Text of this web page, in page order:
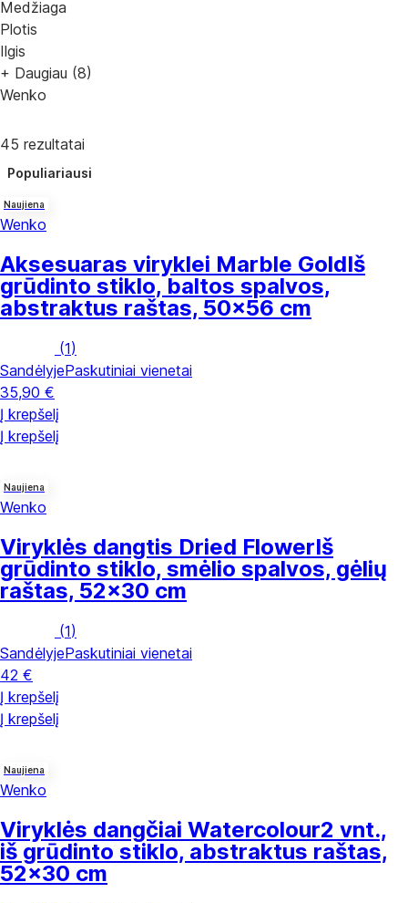
Medžiaga
Plotis
Ilgis
+ Daugiau (8)
Wenko
45 rezultatai
Populiariausi
Naujiena
Wenko
Aksesuaras viryklei Marble GoldIš
grūdinto stiklo, baltos spalvos,
abstraktus raštas, 50x56 cm
(1)
SandėlyjePaskutiniai vienetai
35,90 €
Į krepšelį
Į krepšelį
Naujiena
Wenko
Viryklės dangtis Dried FlowerIš
grūdinto stiklo, smėlio spalvos, gėlių
raštas, 52x30 cm
(1)
SandėlyjePaskutiniai vienetai
42 €
Į krepšelį
Į krepšelį
Naujiena
Wenko
Viryklės dangčiai Watercolour2 vnt.,
iš grūdinto stiklo, abstraktus raštas,
52x30 cm